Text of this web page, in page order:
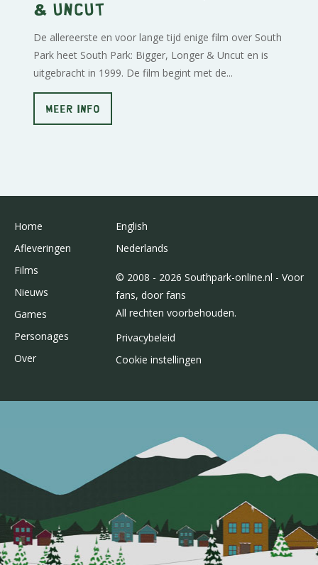
& Uncut
De allereerste en voor lange tijd enige film over South
Park heet South Park: Bigger, Longer & Uncut en is
uitgebracht in 1999. De film begint met de...
MEER INFO
Home
Afleveringen
Films
Nieuws
Games
Personages
Over
English
Nederlands
© 2008 - 2026 Southpark-online.nl - Voor
fans, door fans
All rechten voorbehouden.
Privacybeleid
Cookie instellingen